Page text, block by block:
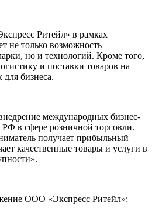
Ритейл» в рамках
не только возможность
но и технологий. Кроме того,
и поставки товаров на
бизнеса.
международных бизнес-
РФ в сфере розничной торговли.
получает прибыльный
качественные товары и услуги в
ООО «Экспресс Ритейл»: